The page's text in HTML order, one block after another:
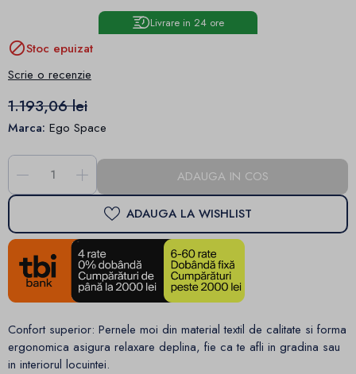
Livrare in 24 ore
Stoc epuizat
Scrie o recenzie
1.193,06 lei
Marca: Ego Space
- + ADAUGA IN COS
ADAUGA LA WISHLIST
Confort superior: Pernele moi din material textil de calitate si forma
ergonomica asigura relaxare deplina, fie ca te afli in gradina sau
in interiorul locuintei.